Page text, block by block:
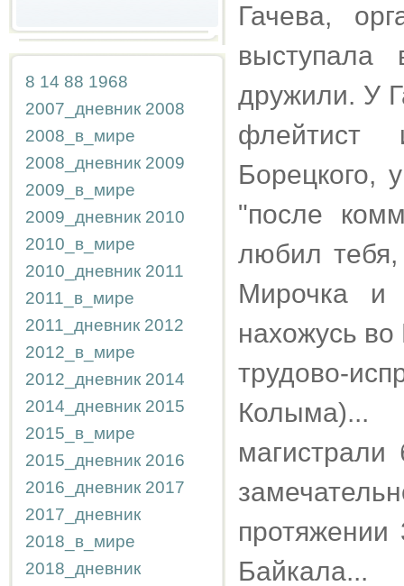
8 14 88 1968
2007_дневник 2008
2008_в_мире
2008_дневник 2009
2009_в_мире
2009_дневник 2010
2010_в_мире
2010_дневник 2011
2011_в_мире
2011_дневник 2012
2012_в_мире
2012_дневник 2014
2014_дневник 2015
2015_в_мире
2015_дневник 2016
2016_дневник 2017
2017_дневник
2018_в_мире
2018_дневник
Гачева,
дружили. У
флейтист
Борецкого,
"после
любил
Мирочка и
нахожусь
трудово-
протяжении
Байкала...